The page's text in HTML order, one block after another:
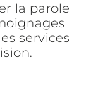
la parole
services